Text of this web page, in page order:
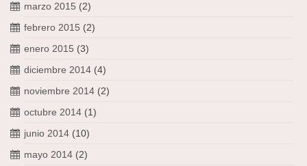
marzo 2015 (2)
febrero 2015 (2)
enero 2015 (3)
diciembre 2014 (4)
noviembre 2014 (2)
octubre 2014 (1)
junio 2014 (10)
mayo 2014 (2)